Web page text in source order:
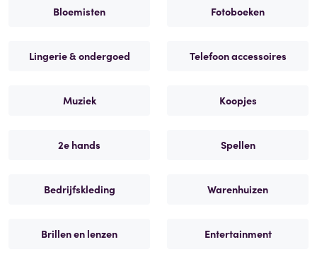
Bloemisten Fotoboeken
Lingerie & ondergoed Telefoon accessoires
Muziek Koopjes
2e hands Spellen
Bedrijfskleding Warenhuizen
Brillen en lenzen Entertainment